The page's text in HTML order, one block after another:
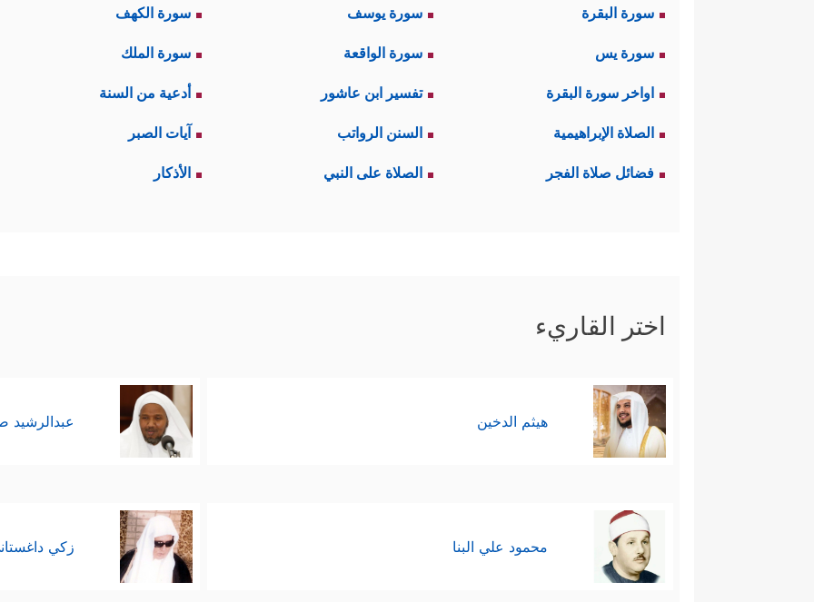
سورة البقرة سورة يوسف سورة الكهف
سورة يس سورة الواقعة سورة الملك
اواخر سورة البقرة تفسير ابن عاشور أدعية من السنة
الصلاة الإبراهيمية السنن الرواتب آيات الصبر
فضائل صلاة الفجر الصلاة على النبي الأذكار
اختر القاريء
هيثم الدخين عبدالرشيد
محمود علي البنا زكي